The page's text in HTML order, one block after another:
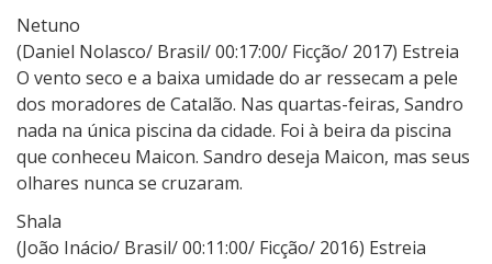
Netuno
(Daniel Nolasco/ Brasil/ 00:17:00/ Ficção/ 2017) Estreia
O vento seco e a baixa umidade do ar ressecam a pele
dos moradores de Catalão. Nas quartas-feiras, Sandro
nada na única piscina da cidade. Foi à beira da piscina
que conheceu Maicon. Sandro deseja Maicon, mas seus
olhares nunca se cruzaram.
Shala
(João Inácio/ Brasil/ 00:11:00/ Ficção/ 2016) Estreia